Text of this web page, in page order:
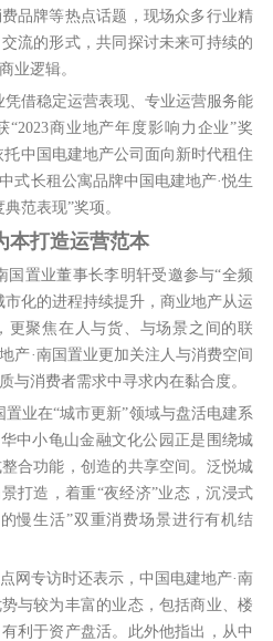
品牌等热点话题，现场众多行业精
流的形式，共同探讨未来可持续的
业逻辑。
凭借稳定运营表现、专业运营服务能
商业地产年度影响力企业”奖
中国电建地产公司面向新时代租住
式长租公寓品牌中国电建地产·悦生
范表现”奖项。
本打造运营范本
国置业董事长李明轩受邀参与“全频
化的进程持续提升，商业地产从运
更聚焦在人与货、与场景之间的联
产·南国置业更加关注人与消费空间
与消费者需求中寻求内在黏合度。
置业在“城市更新”领域与盘活电建系
中小龟山金融文化公园正是围绕城
合功能，创造的共享空间。泛悦城
打造，着重“夜经济”业态，沉浸式
慢生活”双重消费场景进行有机结
网专访时还表示，中国电建地产·南
与较为丰富的业态，包括商业、楼
利于资产盘活。此外他指出，从中